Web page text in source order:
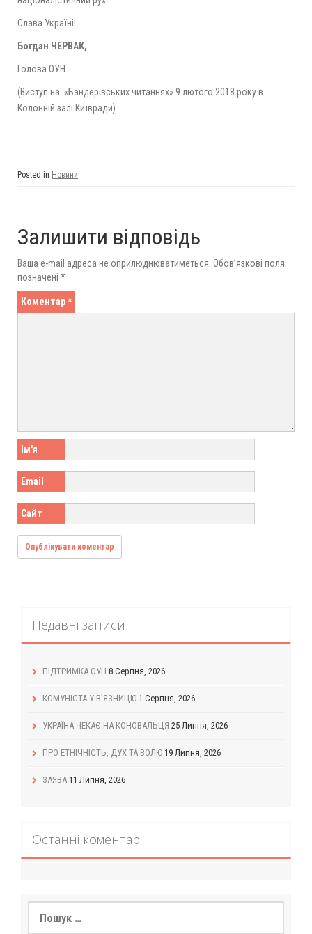
Слава Україні!
Богдан ЧЕРВАК,
Голова ОУН
(Виступ на «Бандерівських читаннях» 9 лютого 2018 року в
Колонній залі Київради).
Posted in Новини
Залишити відповідь
Ваша e-mail адреса не оприлюднюватиметься. Обов’язкові поля
позначені *
Коментар*
Ім'я
Email
Сайт
Недавні записи
ПІДТРИМКА ОУН 8 Серпня, 2026
КОМУНІСТА У В’ЯЗНИЦЮ 1 Серпня, 2026
УКРАЇНА ЧЕКАЄ НА КОНОВАЛЬЦЯ 25 Липня, 2026
ПРО ЕТНІЧНІСТЬ, ДУХ ТА ВОЛЮ 19 Липня, 2026
ЗАЯВА 11 Липня, 2026
Останні коментарі